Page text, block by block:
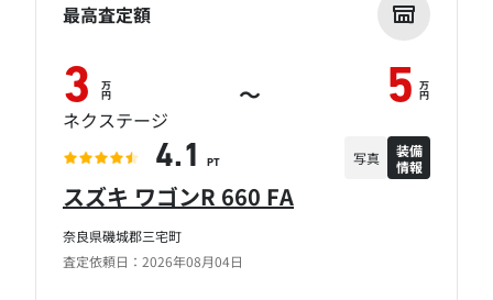
奈良県磯城郡三宅町
査定依頼日：2026年08月04日
スズキ ワゴンR 660 FA
最高査定額
3 万
円 ～ 5 万
円
ネクステージ
4.1 PT 写真
装備
情報